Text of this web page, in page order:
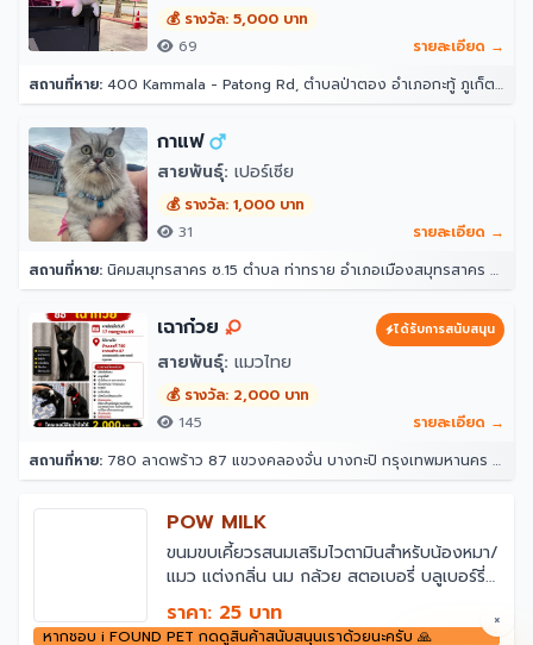
💰 รางวัล: 5,000 บาท
69
รายละเอียด →
สถานที่หาย: 400 Kammala - Patong Rd, ตำบลป่าตอง อำเภอกะทู้ ภูเก็ต 83150 โรงแรมอินโดจีนรีสอร์ท - ตาลิมารีสอร์ท
กาแฟ
สายพันธุ์: เปอร์เซีย
💰 รางวัล: 1,000 บาท
31
รายละเอียด →
สถานที่หาย: นิคมสมุทรสาคร ซ.15 ตำบล ท่าทราย อำเภอเมืองสมุทรสาคร สมุทรสาคร 74000
เฉาก๋วย ได้รับการสนับสนุน
สายพันธุ์: แมวไทย
💰 รางวัล: 2,000 บาท
145
รายละเอียด →
สถานที่หาย: 780 ลาดพร้าว 87 แขวงคลองจั่น บางกะปิ กรุงเทพมหานคร 10240
POW MILK
ขนมขบเคี้ยวรสนมเสริมไวตามินสำหรับน้องหมา/
แมว แต่งกลิ่น นม กล้วย สตอเบอรี่ บลูเบอร์รี่
ผลไม้รวม ตับ และปลาแซลมอน
ราคา: 25 บาท
หากชอบ i FOUND PET กดดูสินค้าสนับสนุนเราด้วยนะครับ 🙏
×